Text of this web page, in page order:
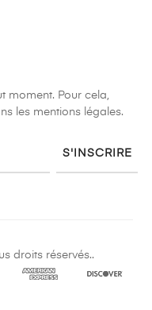
moment. Pour cela,
les mentions légales.
S'INSCRIRE
droits réservés..